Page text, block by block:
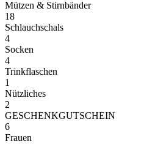
Mützen & Stirnbänder
18
Schlauchschals
4
Socken
4
Trinkflaschen
1
Nützliches
2
GESCHENKGUTSCHEIN
6
Frauen